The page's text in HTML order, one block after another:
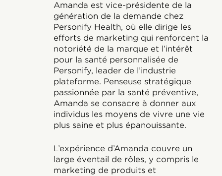
Amanda est vice-présidente de la
génération de la demande chez
Personify Health, où elle dirige les
efforts de marketing qui renforcent la
notoriété de la marque et l’intérêt
pour la santé personnalisée de
Personify, leader de l’industrie
plateforme. Penseuse stratégique
passionnée par la santé préventive,
Amanda se consacre à donner aux
individus les moyens de vivre une vie
plus saine et plus épanouissante.
L’expérience d’Amanda couvre un
large éventail de rôles, y compris le
marketing de produits et